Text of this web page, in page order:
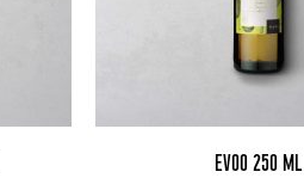
EVOO 250 ML